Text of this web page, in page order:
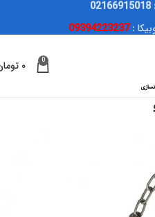
:
09394223237
0 ۰